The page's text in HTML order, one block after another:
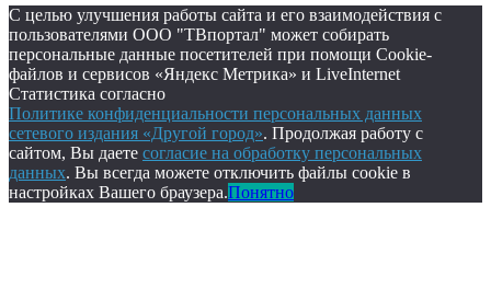
С целью улучшения работы сайта и его взаимодействия с
пользователями ООО "ТВпортал" может собирать
персональные данные посетителей при помощи Cookie-
файлов и сервисов «Яндекс Метрика» и LiveInternet
Статистика согласно
Политике конфиденциальности персональных данных
сетевого издания «Другой город». Продолжая работу с
сайтом, Вы даете согласие на обработку персональных
данных. Вы всегда можете отключить файлы cookie в
настройках Вашего браузера.Понятно